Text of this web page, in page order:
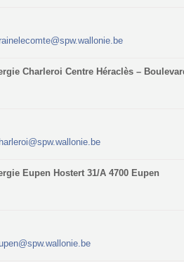
Charleroi Centre Héraclès –
Eupen Hostert 31/A 4700 Eupen